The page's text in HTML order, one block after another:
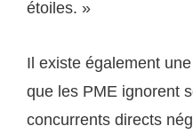
étoiles. »
Il existe également
que les PME ignorent
concurrents directs